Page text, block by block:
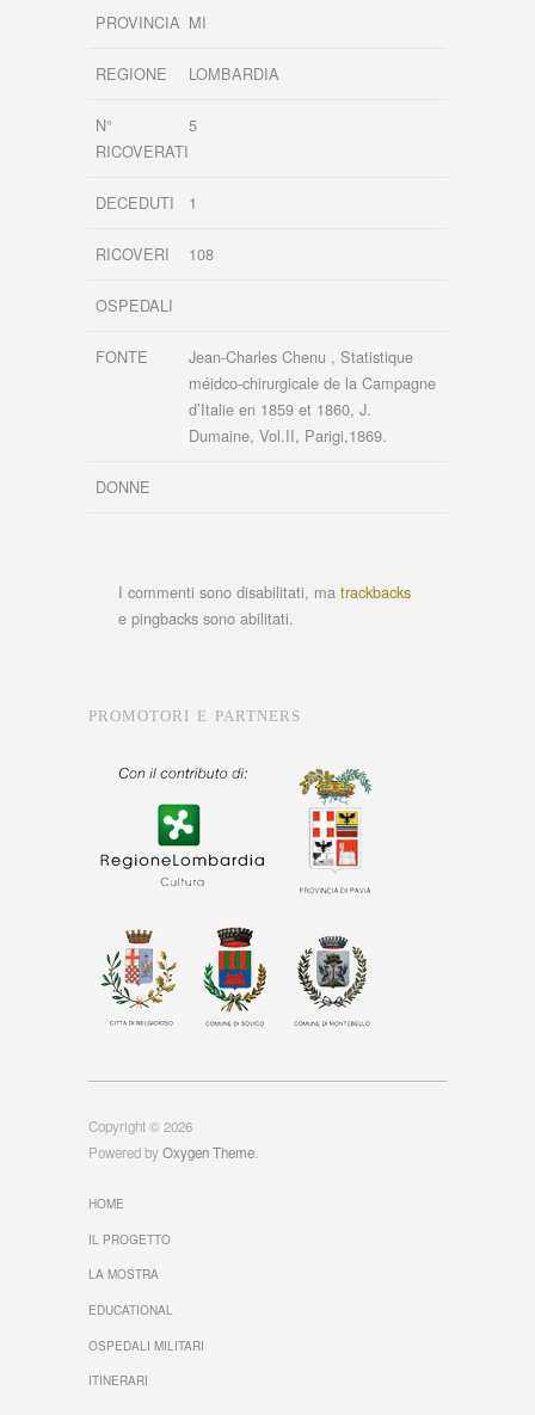
PROVINCIA MI
REGIONE LOMBARDIA
N°
RICOVERATI
5
DECEDUTI 1
RICOVERI 108
OSPEDALI
FONTE
Jean-Charles Chenu , Statistique
méidco-chirurgicale de la Campagne
d’Italie en 1859 et 1860, J.
Dumaine, Vol.II, Parigi,1869.
DONNE
I commenti sono disabilitati, ma trackbacks
e pingbacks sono abilitati.
PROMOTORI E PARTNERS
Copyright © 2026
Powered byOxygen Theme
HOME
IL PROGETTO
LA MOSTRA
EDUCATIONAL
OSPEDALI MILITARI
ITINERARI